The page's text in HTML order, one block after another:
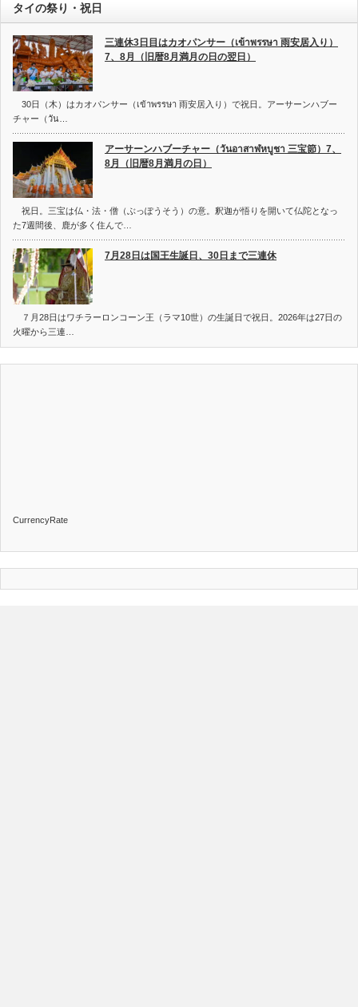
タイの祭り・祝日
三連休3日目はカオパンサー（เข้าพรรษา 雨安居入り）
7、8月（旧暦8月満月の日の翌日）
30日（木）はカオパンサー（เข้าพรรษา 雨安居入り）で祝日。アーサーンハブー
チャー（วัน…
アーサーンハブーチャー（วันอาสาฬหบูชา 三宝節）7、
8月（旧暦8月満月の日）
祝日。三宝は仏・法・僧（ぶっぽうそう）の意。釈迦が悟りを開いて仏陀となっ
た7週間後、鹿が多く住んで…
7月28日は国王生誕日、30日まで三連休
７月28日はワチラーロンコーン王（ラマ10世）の生誕日で祝日。2026年は27日の
火曜から三連…
CurrencyRate